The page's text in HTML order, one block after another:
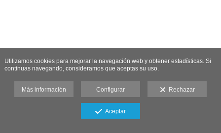
Utilizamos cookies para mejorar la navegación web y obtener estadísticas. Si
continuas navegando, consideramos que aceptas su uso.
Más información Configurar Rechazar
Aceptar